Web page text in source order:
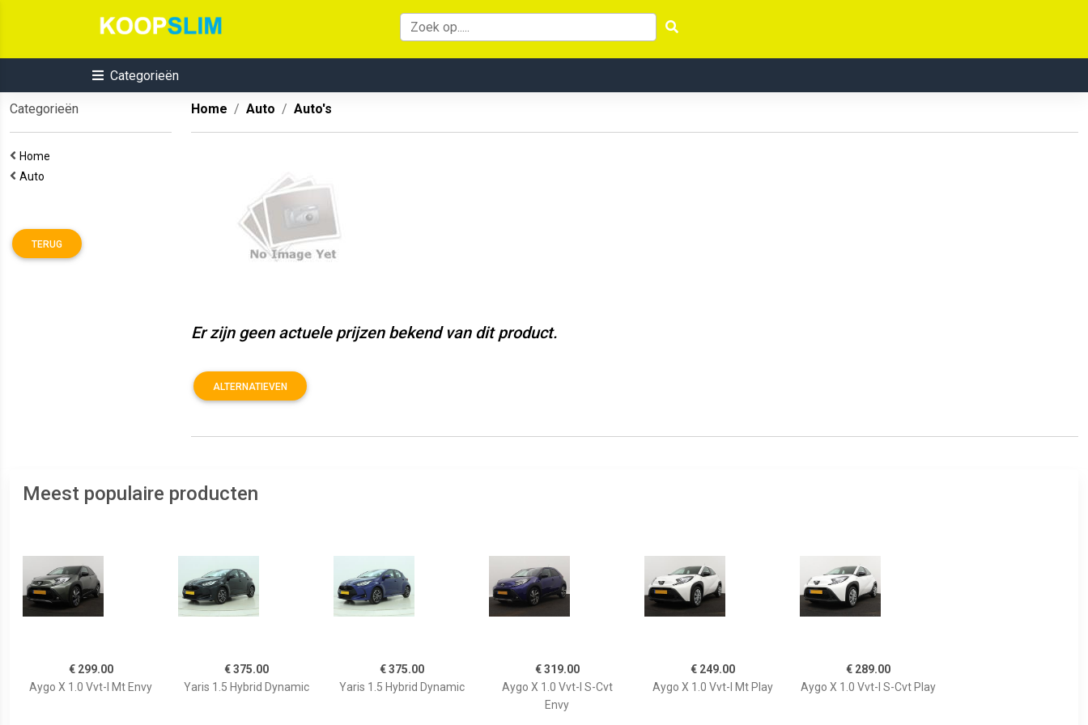
Categorieën
Categorieën
Home
Auto
TERUG
Home Auto Auto's
Er zijn geen actuele prijzen bekend van dit product.
ALTERNATIEVEN
Meest populaire producten
€ 299.00
Aygo X 1.0 Vvt-I Mt Envy
€ 375.00
Yaris 1.5 Hybrid Dynamic
€ 375.00
Yaris 1.5 Hybrid Dynamic
€ 319.00
Aygo X 1.0 Vvt-I S-Cvt
Envy
€ 249.00
Aygo X 1.0 Vvt-I Mt Play
€ 289.00
Aygo X 1.0 Vvt-I S-Cvt Play